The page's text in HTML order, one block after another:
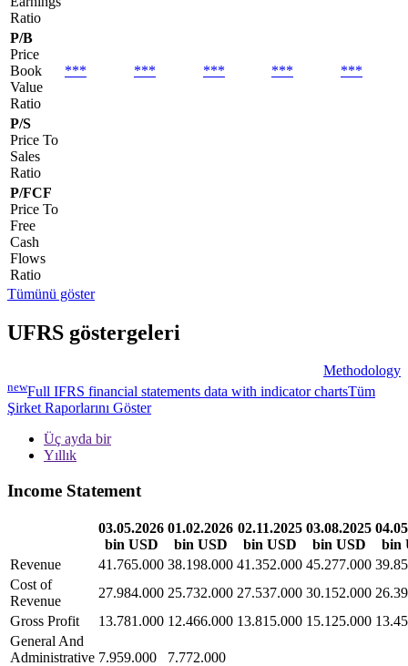
Ratio
P/B
Price
Book
Value
Ratio
*** *** *** *** ***
P/S
Price To
Sales
Ratio
P/FCF
Price To
Free
Cash
Flows
Ratio
Tümünü göster
UFRS göstergeleri
Methodology
newFull IFRS financial statements data with indicator chartsTüm
Şirket Raporlarını Göster
Üç ayda bir
Yıllık
Income Statement
03.05.2026
bin USD
01.02.2026
bin USD
02.11.2025
bin USD
03.08.2025
bin USD
bin
Revenue
41.765.000 38.198.000 41.352.000 45.277.000
Cost of
Revenue
27.984.000 25.732.000 27.537.000 30.152.000
Gross Profit
13.781.000 12.466.000 13.815.000 15.125.000
General And
Administrative 7.959.000 7.772.000